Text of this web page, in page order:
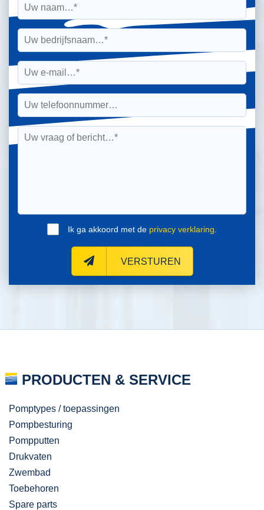
Ik ga akkoord met de privacy verklaring
VERSTUREN
PRODUCTEN & SERVICE
Pomptypes / toepassingen
Pompbesturing
Pompputten
Drukvaten
Zwembad
Toebehoren
Spare parts